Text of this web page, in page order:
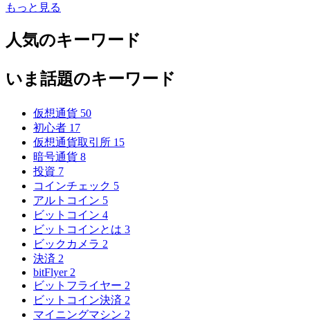
もっと見る
人気のキーワード
いま話題のキーワード
仮想通貨 50
初心者 17
仮想通貨取引所 15
暗号通貨 8
投資 7
コインチェック 5
アルトコイン 5
ビットコイン 4
ビットコインとは 3
ビックカメラ 2
決済 2
bitFlyer 2
ビットフライヤー 2
ビットコイン決済 2
マイニングマシン 2